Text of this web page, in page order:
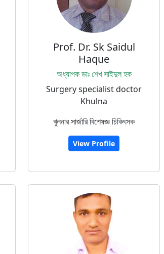
Prof. Dr. Sk Saidul
Haque
অধ্যাপক ডাঃ শেখ সাইদুল হক
Surgery specialist doctor
Khulna
খুলনার সার্জারি বিশেষজ্ঞ চিকিৎসক
View Profile